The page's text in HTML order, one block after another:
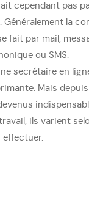
cependant pas
Généralement la
fait par mail,
ou SMS.
secrétaire en
Mais
ils varient
effectuer.